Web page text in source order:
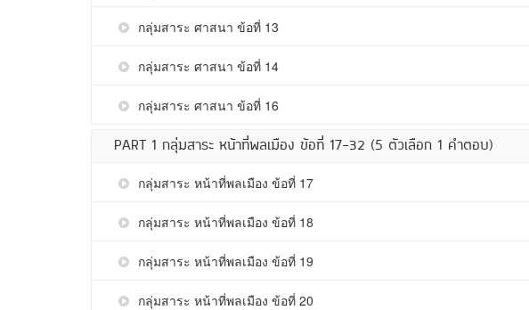
กลุ่มสาระ ศาสนา ข้อที่ 13
กลุ่มสาระ ศาสนา ข้อที่ 14
กลุ่มสาระ ศาสนา ข้อที่ 16
PART 1 กลุ่มสาระ หน้าที่พลเมือง ข้อที่ 17-32 (5 ตัวเลือก 1 คำตอบ)
กลุ่มสาระ หน้าที่พลเมือง ข้อที่ 17
กลุ่มสาระ หน้าที่พลเมือง ข้อที่ 18
กลุ่มสาระ หน้าที่พลเมือง ข้อที่ 19
กลุ่มสาระ หน้าที่พลเมือง ข้อที่ 20